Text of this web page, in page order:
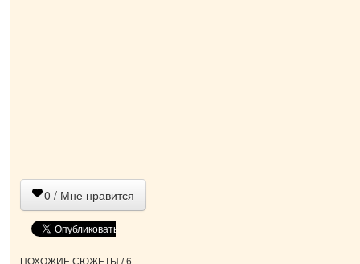
0 / Мне нравится
ПОХОЖИЕ СЮЖЕТЫ / 6